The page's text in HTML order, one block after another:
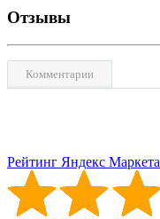
Отзывы
Комментарии
Рейтинг Яндекс Маркета